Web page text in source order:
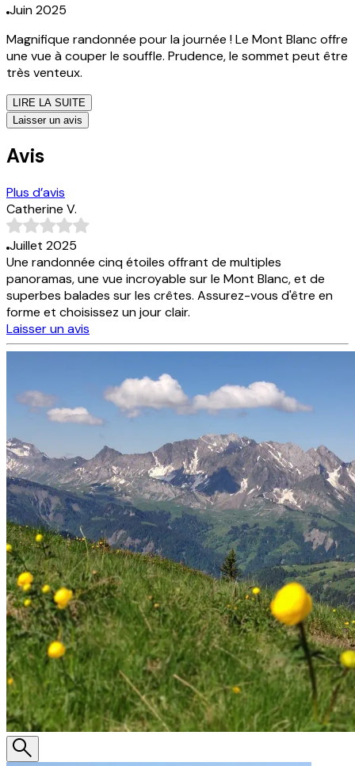
Juin 2025
Magnifique randonnée pour la journée ! Le Mont Blanc offre
une vue à couper le souffle. Prudence, le sommet peut être
très venteux.
LIRE LA SUITE
Laisser un avis
Avis
Plus d’avis
Catherine V.
Juillet 2025
Une randonnée cinq étoiles offrant de multiples
panoramas, une vue incroyable sur le Mont Blanc, et de
superbes balades sur les crêtes. Assurez-vous d'être en
forme et choisissez un jour clair.
Laisser un avis